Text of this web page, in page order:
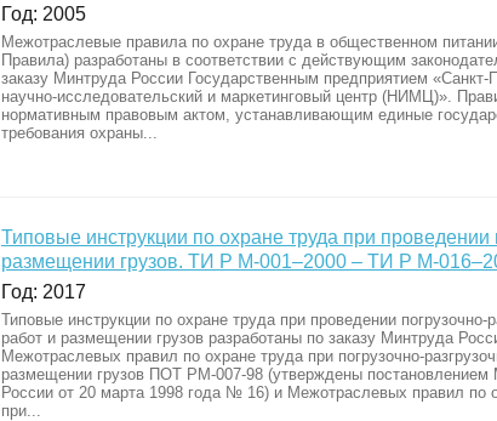
Год: 2005
Межотраслевые правила по охране труда в общественном
Правила) разработаны в соответствии с действующим
заказу Минтруда России Государственным предприятием «Санкт-
научно-исследовательский и маркетинговый центр (НИМЦ)».
нормативным правовым актом, устанавливающим единые
требования охраны...
Типовые инструкции по охране труда при проведении
размещении грузов. ТИ Р М-001–2000 – ТИ Р М-
Год: 2017
Типовые инструкции по охране труда при проведении погрузочно-
работ и размещении грузов разработаны по заказу Минтруда
Межотраслевых правил по охране труда при погрузочно-
размещении грузов ПОТ РМ-007-98 (утверждены постановлением
России от 20 марта 1998 года № 16) и Межотраслевых правил по
при...